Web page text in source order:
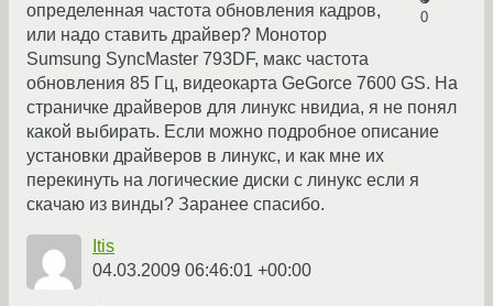
0
определенная частота обновления кадров,
или надо ставить драйвер? Монотор
Sumsung SyncMaster 793DF, макс частота
обновления 85 Гц, видеокарта GeGorce 7600 GS. На
страничке драйверов для линукс нвидиа, я не понял
какой выбирать. Если можно подробное описание
установки драйверов в линукс, и как мне их
перекинуть на логические диски с линукс если я
скачаю из винды? Заранее спасибо.
Itis
04.03.2009 06:46:01 +00:00